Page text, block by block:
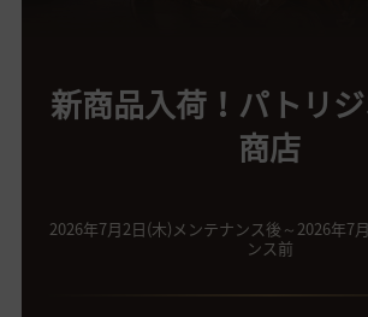
新商品入荷！パトリ
商店
2026年7月2日(木)メンテナンス後～2026年7
ンス前